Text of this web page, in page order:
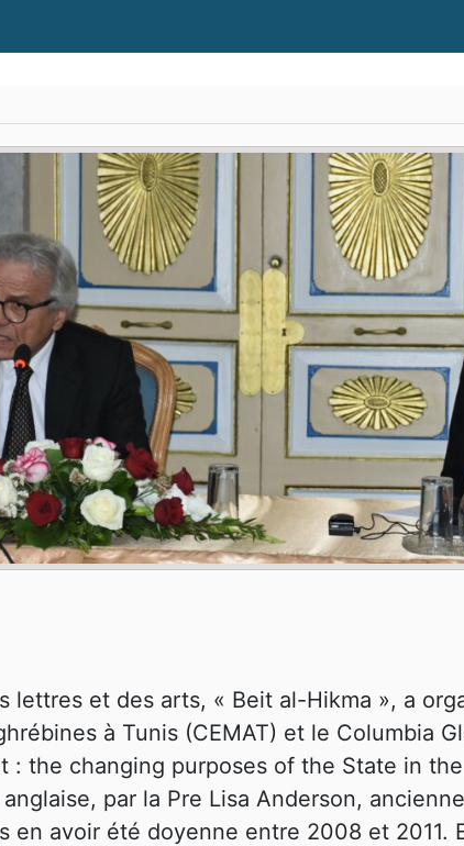
lettres et des arts, « Beit al-Hikma », a
à Tunis (CEMAT) et le Columbia
: the changing purposes of the State in
par la Pre Lisa Anderson,
en avoir été doyenne entre 2008 et 2011.